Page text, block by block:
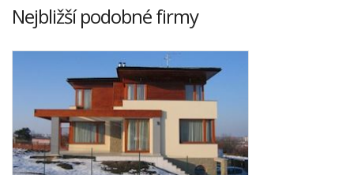
Nejbližší podobné firmy